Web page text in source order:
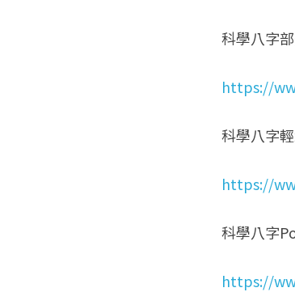
科學八字
https://
科學八字
https://
科學八字
https://